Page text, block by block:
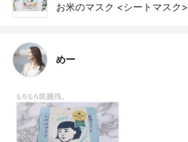
お米のマスク <シートマスク>
めー